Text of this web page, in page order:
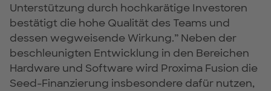
Unterstützung durch hochkarätige Investoren
bestätigt die hohe Qualität des Teams und
dessen wegweisende Wirkung.” Neben der
beschleunigten Entwicklung in den Bereichen
Hardware und Software wird Proxima Fusion die
Seed-Finanzierung insbesondere dafür nutzen,